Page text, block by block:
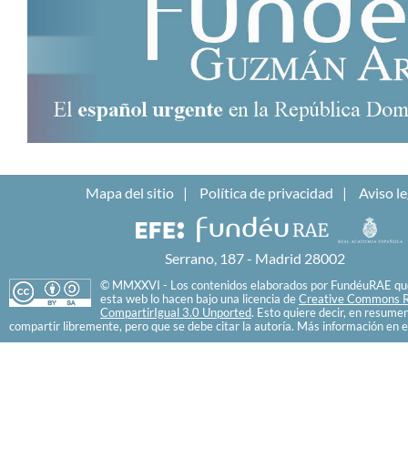
Mapa del sitio Política de privacidad Aviso
Serrano, 187 - Madrid 28002
© MMXXVI - Los contenidos elaborados por FundéuRAE
esta web lo hacen bajo una licencia de Creative Commons
CompartirIgual 3.0 Unported. Esto quiere decir, en
compartir libremente, pero que se debe citar la autoría. Más información en